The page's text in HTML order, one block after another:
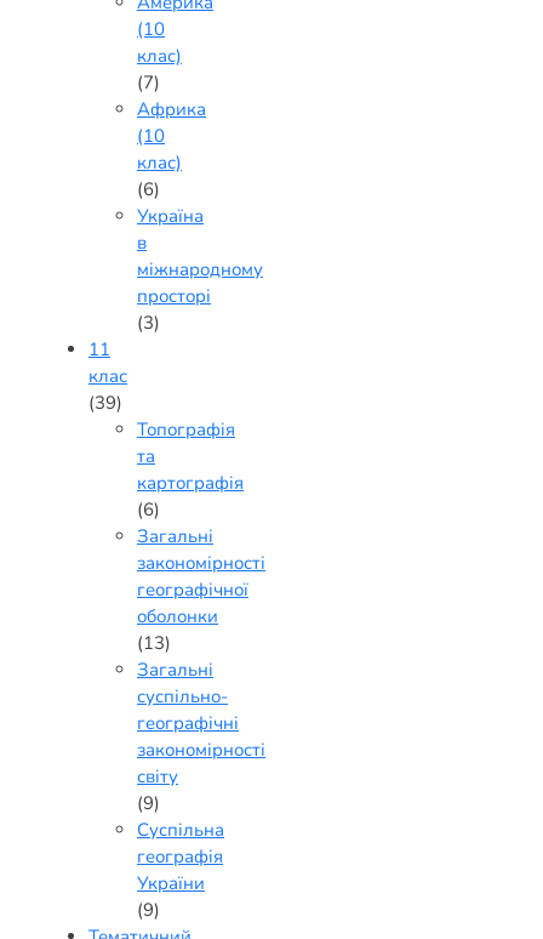
(10
клас)
(7)
Африка
(10
клас)
(6)
Україна
в
міжнародному
просторі
(3)
11
клас
(39)
Топографія
та
картографія
(6)
Загальні
закономірності
географічної
оболонки
(13)
Загальні
суспільно-
географічні
закономірності
світу
(9)
Суспільна
географія
України
(9)